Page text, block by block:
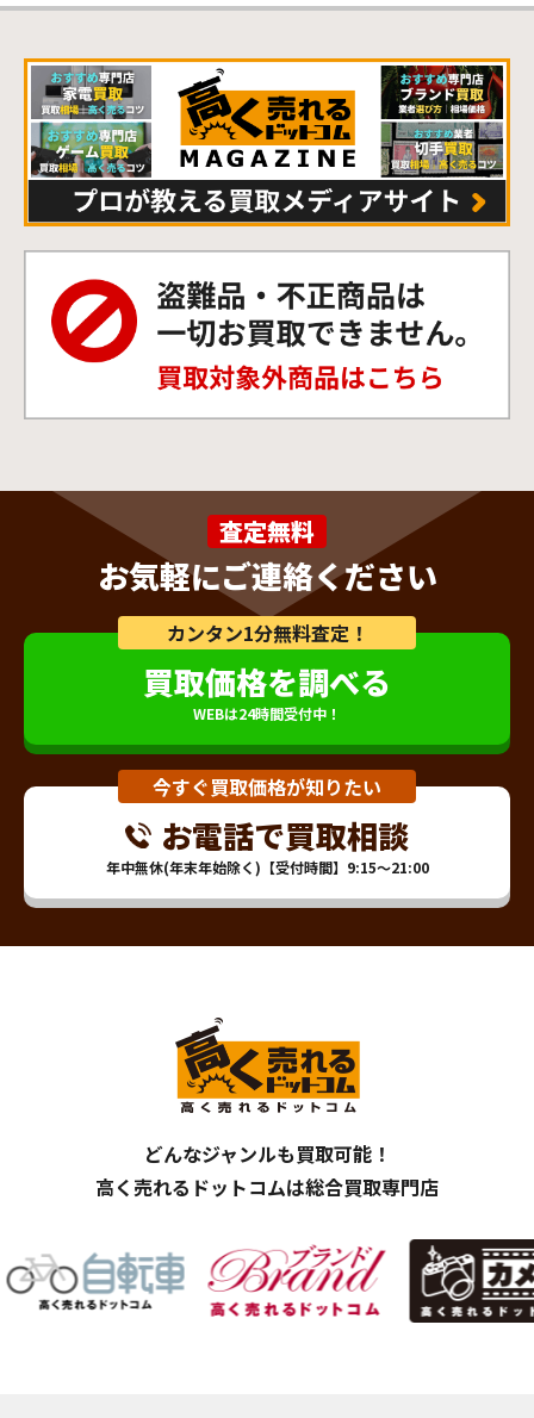
査定無料
お気軽にご連絡ください
カンタン1分無料査定！
買取価格を調べる
WEBは24時間受付中！
今すぐ買取価格が知りたい
お電話で買取相談
年中無休(年末年始除く)【受付時間】9:15～21:00
どんなジャンルも買取可能！
高く売れるドットコムは総合買取専門店